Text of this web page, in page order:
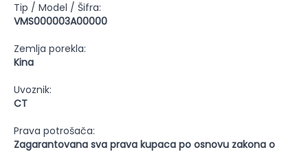
Tip / Model / Šifra:
VMS000003A00000
Zemlja porekla:
Kina
Uvoznik:
CT
Prava potrošača:
Zagarantovana sva prava kupaca po osnovu zakona o